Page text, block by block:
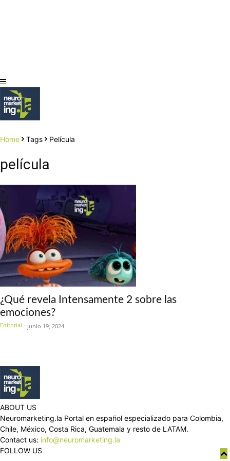
Home Tags Película
película
¿Qué revela Intensamente 2 sobre las
emociones?
Editorial - junio 19, 2024
ABOUT US
Neuromarketing.la Portal en español especializado para Colombia,
Chile, México, Costa Rica, Guatemala y resto de LATAM.
Contact us: info@neuromarketing.la
FOLLOW US